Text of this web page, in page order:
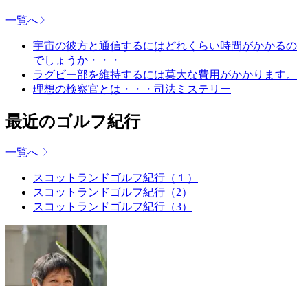
一覧へ
宇宙の彼方と通信するにはどれくらい時間がかかるの
でしょうか・・・
ラグビー部を維持するには莫大な費用がかかります。
理想の検察官とは・・・司法ミステリー
最近のゴルフ紀行
一覧へ
スコットランドゴルフ紀行（１）
スコットランドゴルフ紀行（2）
スコットランドゴルフ紀行（3）